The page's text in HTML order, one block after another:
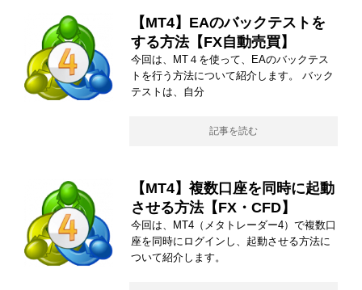
【MT4】EAのバックテストを
する方法【FX自動売買】
今回は、MT４を使って、EAのバックテス
トを行う方法について紹介します。 バック
テストは、自分
記事を読む
【MT4】複数口座を同時に起動
させる方法【FX・CFD】
今回は、MT4（メタトレーダー4）で複数口
座を同時にログインし、起動させる方法に
ついて紹介します。